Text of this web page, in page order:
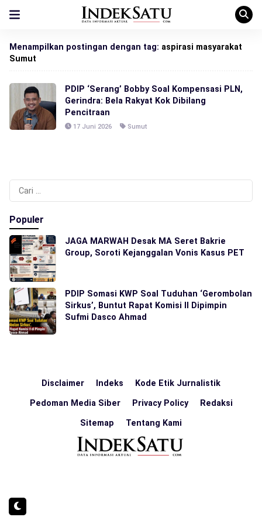
Menampilkan postingan dengan tag: aspirasi masyarakat
Sumut
PDIP ‘Serang’ Bobby Soal Kompensasi PLN,
Gerindra: Bela Rakyat Kok Dibilang
Pencitraan
17 Juni 2026 Sumut
Cari
untuk:
Populer
JAGA MARWAH Desak MA Seret Bakrie
Group, Soroti Kejanggalan Vonis Kasus PET
PDIP Somasi KWP Soal Tuduhan ‘Gerombolan
Sirkus’, Buntut Rapat Komisi II Dipimpin
Sufmi Dasco Ahmad
Disclaimer Indeks Kode Etik Jurnalistik
Pedoman Media Siber Privacy Policy Redaksi
Sitemap Tentang Kami